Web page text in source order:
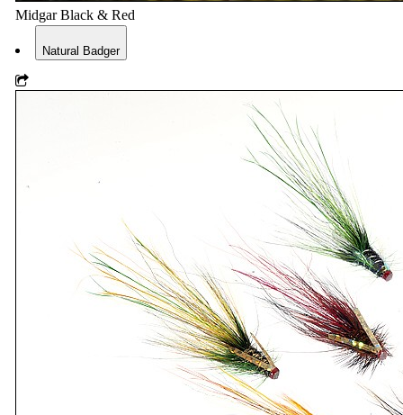
Midgar Black & Red
Natural Badger